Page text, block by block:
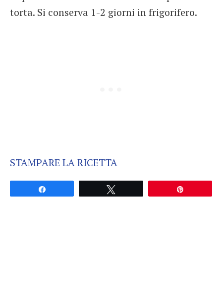
torta. Si conserva 1-2 giorni in frigorifero.
STAMPARE LA RICETTA